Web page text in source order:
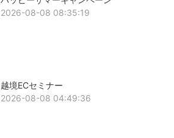
2026-08-08 08:35:19
越境ECセミナー
2026-08-08 04:49:36